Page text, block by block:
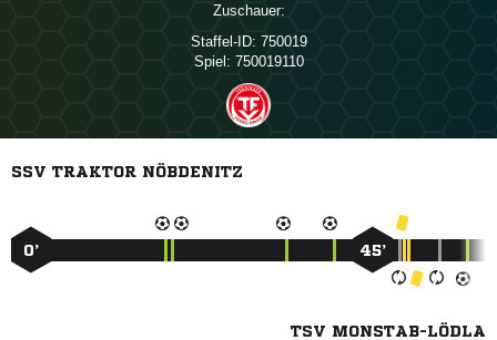
Zuschauer:
Staffel-ID: 750019
Spiel: 750019110
SSV TRAKTOR NÖBDENITZ
0’ 45’
TSV MONSTAB-LÖDLA